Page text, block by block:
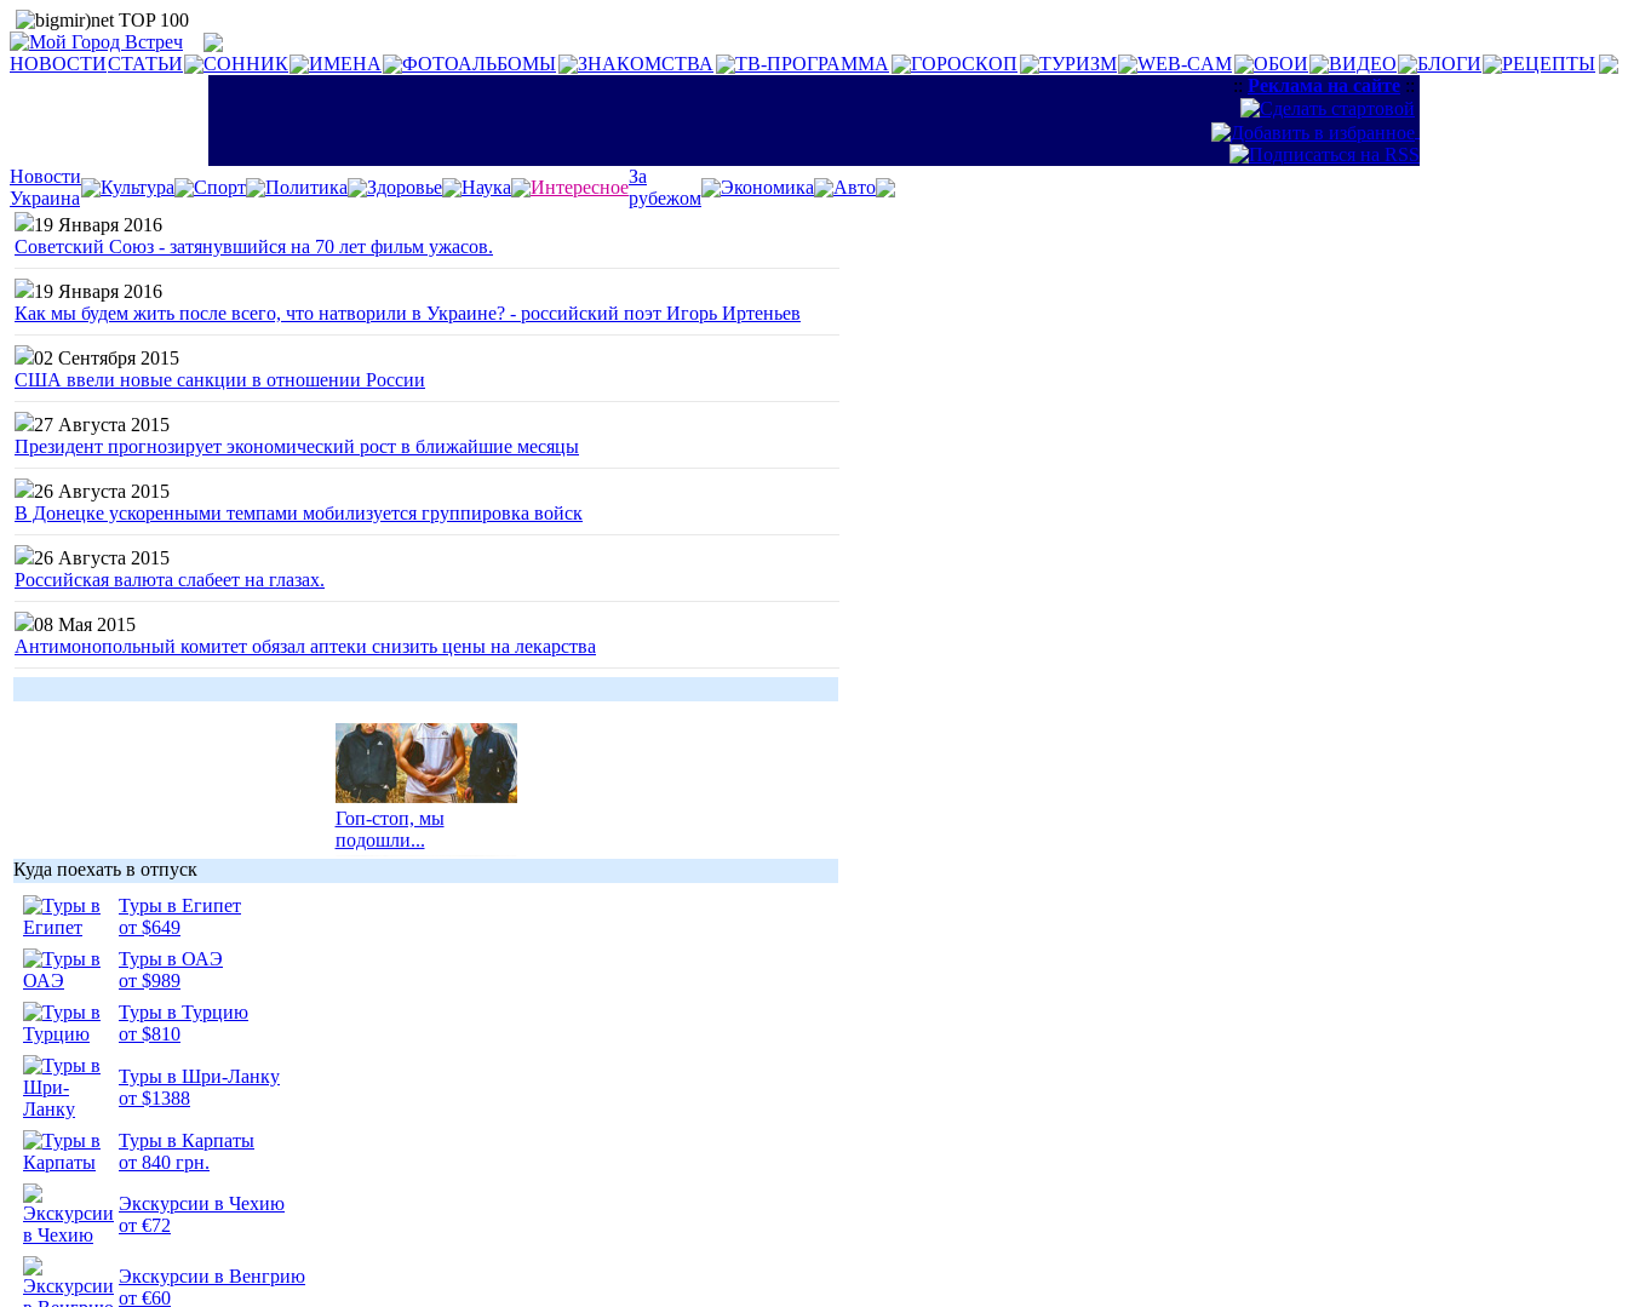
НОВОСТИСТАТЬИ СОННИК ИМЕНА ФОТОАЛЬБОМЫ ЗНАКОМСТВА ТВ-ПРОГРАММА ГОРОСКОП ТУРИЗМ WEB-CAM ОБОИ ВИДЕО БЛОГИ
РЕЦЕПТЫ
:: Реклама на сайте ::
Новости
Украина
Культура Спорт Политика Здоровье Наука Интересное
За
рубежом
Экономика
Авто
19 Января 2016
Советский Союз - затянувшийся на 70 лет фильм ужасов.
19 Января 2016
Как мы будем жить после всего, что натворили в Украине? - российский поэт Игорь Иртеньев
02 Сентября 2015
США ввели новые санкции в отношении России
27 Августа 2015
Президент прогнозирует экономический рост в ближайшие месяцы
26 Августа 2015
В Донецке ускоренными темпами мобилизуется группировка войск
26 Августа 2015
Российская валюта слабеет на глазах.
08 Мая 2015
Антимонопольный комитет обязал аптеки снизить цены на лекарства
Гоп-стоп, мы
подошли...
Куда поехать в отпуск
Туры в Египет
от $649
Туры в ОАЭ
от $989
Туры в Турцию
от $810
Туры в Шри-Ланку
от $1388
Туры в Карпаты
от 840 грн.
Экскурсии в Чехию
от €72
Экскурсии в Венгрию
от €60